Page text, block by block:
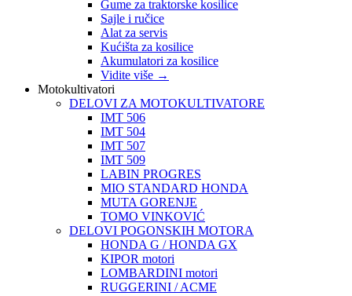
Gume za traktorske kosilice
Sajle i ručice
Alat za servis
Kućišta za kosilice
Akumulatori za kosilice
Vidite više →
Motokultivatori
DELOVI ZA MOTOKULTIVATORE
IMT 506
IMT 504
IMT 507
IMT 509
LABIN PROGRES
MIO STANDARD HONDA
MUTA GORENJE
TOMO VINKOVIĆ
DELOVI POGONSKIH MOTORA
HONDA G / HONDA GX
KIPOR motori
LOMBARDINI motori
RUGGERINI / ACME